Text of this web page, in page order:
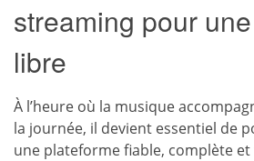
streaming pour
libre
À l’heure où la musique
la journée, il devient essentiel de
une plateforme fiable, complète et